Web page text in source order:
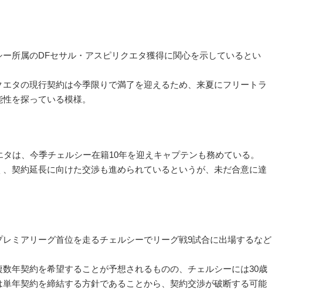
所属のDFセサル・アスピリクエタ獲得に関心を示しているとい
タの現行契約は今季限りで満了を迎えるため、来夏にフリートラ
を探っている模様。
は、今季チェルシー在籍10年を迎えキャプテンも務めている。
契約延長に向けた交渉も進められているというが、未だ合意に達
ミアリーグ首位を走るチェルシーでリーグ戦9試合に出場するなど
年契約を希望することが予想されるものの、チェルシーには30歳
年契約を締結する方針であることから、契約交渉が破断する可能